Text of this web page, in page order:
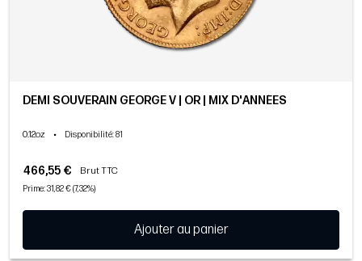
DEMI SOUVERAIN GEORGE V | OR | MIX D'ANNÉES
0.12oz • Disponibilité: 81
466,55 € Brut TTC
Prime: 31,82 € (7,32%)
Ajouter au panier